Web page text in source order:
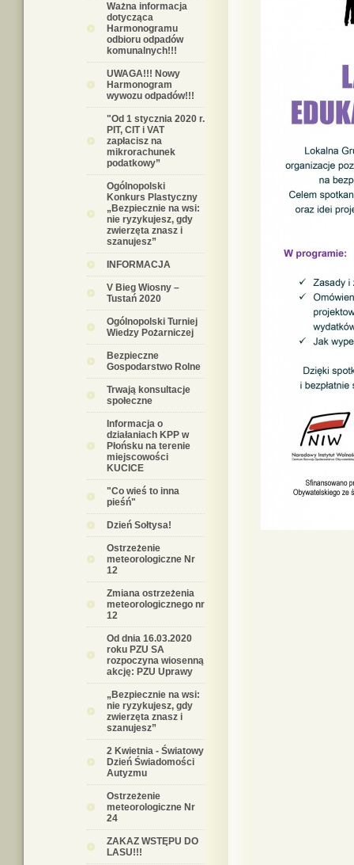
Ważna informacja
dotycząca
Harmonogramu
odbioru odpadów
komunalnych!!!
UWAGA!!! Nowy
Harmonogram
wywozu odpadów!!!
"Od 1 stycznia 2020 r.
PIT, CIT i VAT
zapłacisz na
mikrorachunek
podatkowy”
Ogólnopolski
Konkurs Plastyczny
„Bezpiecznie na wsi:
nie ryzykujesz, gdy
zwierzęta znasz i
szanujesz”
INFORMACJA
V Bieg Wiosny –
Tustań 2020
Ogólnopolski Turniej
Wiedzy Pożarniczej
Bezpieczne
Gospodarstwo Rolne
Trwają konsultacje
społeczne
Informacja o
działaniach KPP w
Płońsku na terenie
miejscowości
KUCICE
"Co wieś to inna
pieśń"
Dzień Sołtysa!
Ostrzeżenie
meteorologiczne Nr
12
Zmiana ostrzeżenia
meteorologicznego nr
12
Od dnia 16.03.2020
roku PZU SA
rozpoczyna wiosenną
akcję: PZU Uprawy
„Bezpiecznie na wsi:
nie ryzykujesz, gdy
zwierzęta znasz i
szanujesz”
2 Kwietnia - Światowy
Dzień Świadomości
Autyzmu
Ostrzeżenie
meteorologiczne Nr
24
ZAKAZ WSTĘPU DO
LASU!!!